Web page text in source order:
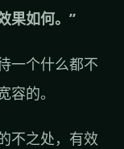
果如何。”
一个什么都不
的。
不之处，有效